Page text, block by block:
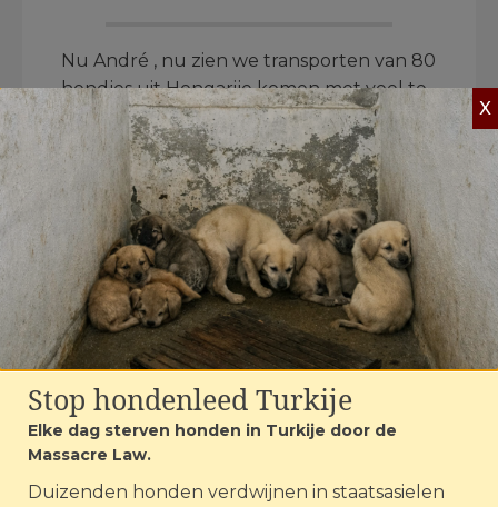
Nu André , nu zien we transporten van 80
hondjes uit Hongarije komen met veel te
jonge hondjes, die hier voor zo’n 1000
euro en meer worden verkocht. De
prijzen zijn verhoogd en het aantal
hondjes op transport enorm
toegenomen, maar het gaat nog steeds
om te jonge, vaak zieke en
getraumatiseerde dieren uit een
verschrikkelijke meedogenloze industrie.
Stop hondenleed Turkije
Elke dag sterven honden in Turkije door de
Massacre Law.
Duizenden honden verdwijnen in staatsasielen
X